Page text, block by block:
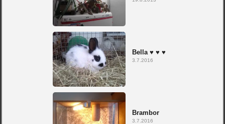
Bella ♥ ♥ ♥
3.7.2016
Brambor
3.7.2016